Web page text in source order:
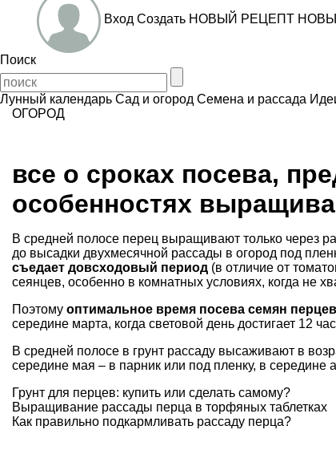
Вход Создать НОВЫЙ РЕЦЕПТ
Поиск
Лунный календарь Сад и огород Семена и рассада
ОГОРОД
все о сроках посева,
особенностях
В средней полосе перец выращивают только через
до высадки двухмесячной рассады в огород под
съедает довсходовый период (в отличие от
сеянцев, особенно в комнатных условиях, когда не
Поэтому оптимальное время посева семян
середине марта, когда световой день достигает 12
В средней полосе в грунт рассаду высаживают в
середине мая – в парник или под пленку, в середине
Грунт для перцев: купить или сделать самому?
Выращивание рассады перца в торфяных таблетках
Как правильно подкармливать рассаду перца?